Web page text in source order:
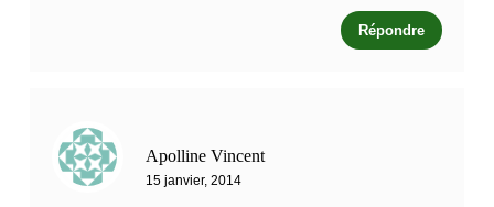
Répondre
Apolline Vincent
15 janvier, 2014